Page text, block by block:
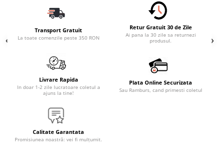
Transport Gratuit
La toate comenzile peste 350 RON
Retur Gratuit 30 de Zile
Ai pana la 30 zile sa returnezi
produsul.
Livrare Rapida
In doar 1-2 zile lucratoare coletul a
ajuns la tine!
Plata Online Securizata
Sau Ramburs, cand primesti coletul
Calitate Garantata
Promisiunea noastră: vei fi mulțumit.